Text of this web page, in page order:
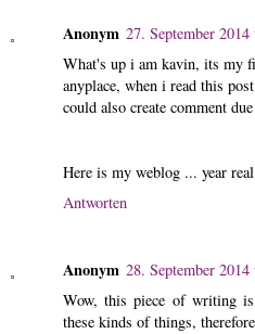
Anonym 27. September
What's up i am kavin, its my
anyplace, when i read this
could also create comment
Here is my weblog ... year
Antworten
Anonym 28. September
Wow, this piece of writing
these kinds of things,